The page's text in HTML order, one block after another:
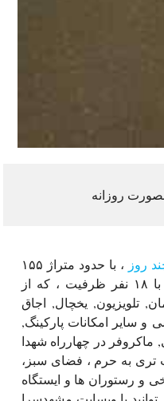
روزانه
روز
، با حدود متراژ ۱۵۵
مترمربع، با ۳ اتاق خواب همراه با ۱۸ نفر ظرفیت ، که از
تلویزیون, یخچال, اجاق
سایر امکانات پارکینگ,
در چهارراه شهدا
به حرم ، فضای سبز،
و رستوران ها و ایستگاه